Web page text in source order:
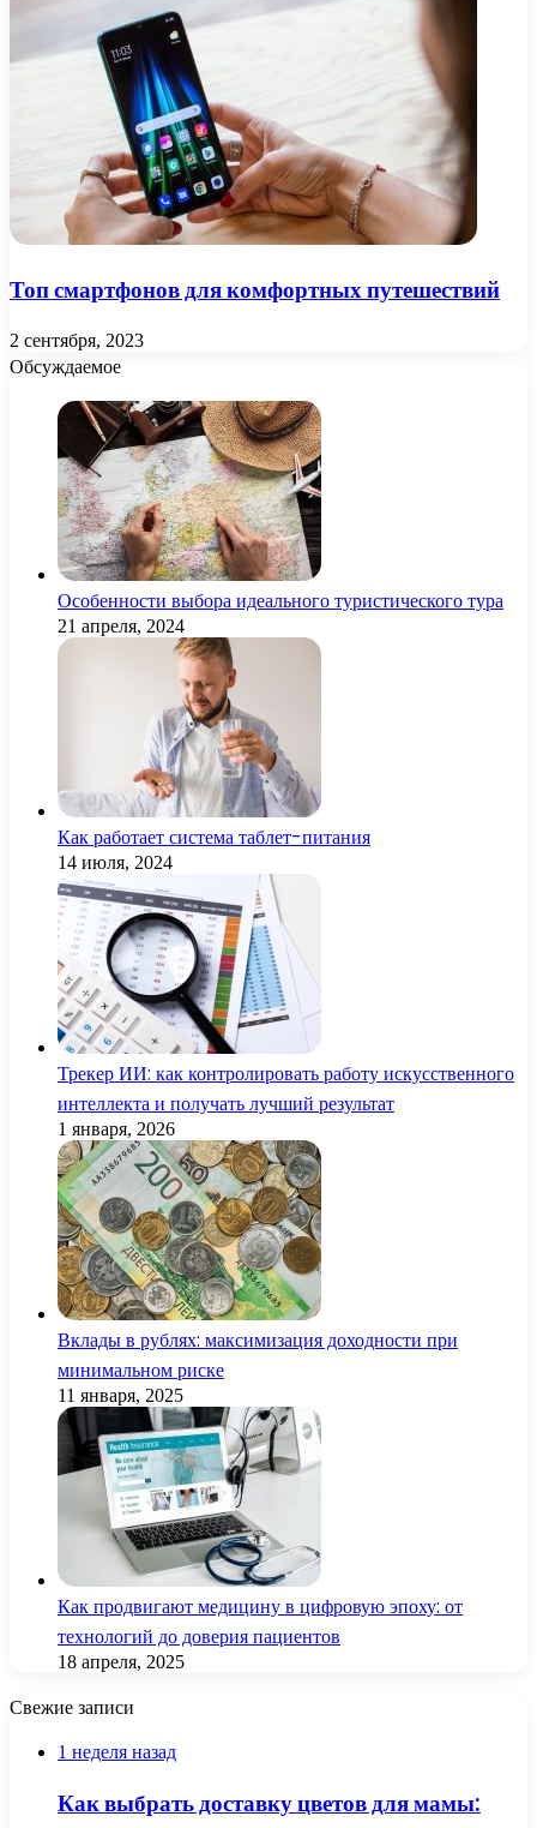
Топ смартфонов для комфортных путешествий
2 сентября, 2023
Обсуждаемое
Особенности выбора идеального туристического тура
21 апреля, 2024
Как работает система таблет-питания
14 июля, 2024
Трекер ИИ: как контролировать работу искусственного
интеллекта и получать лучший результат
1 января, 2026
Вклады в рублях: максимизация доходности при
минимальном риске
11 января, 2025
Как продвигают медицину в цифровую эпоху: от
технологий до доверия пациентов
18 апреля, 2025
Свежие записи
1 неделя назад
Как выбрать доставку цветов для мамы: